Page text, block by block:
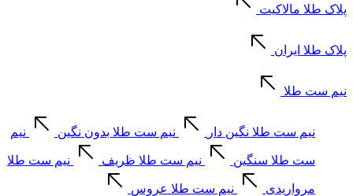
پلاک طلا مالاکیت
پلاک طلا ایران
نیم ست طلا
نیم ست طلا نگین دار نیم ست طلا بدون نگین نیم
ست طلا سنگین نیم ست طلا ظریف نیم ست طلا
مرواریدی نیم ست طلا عروس